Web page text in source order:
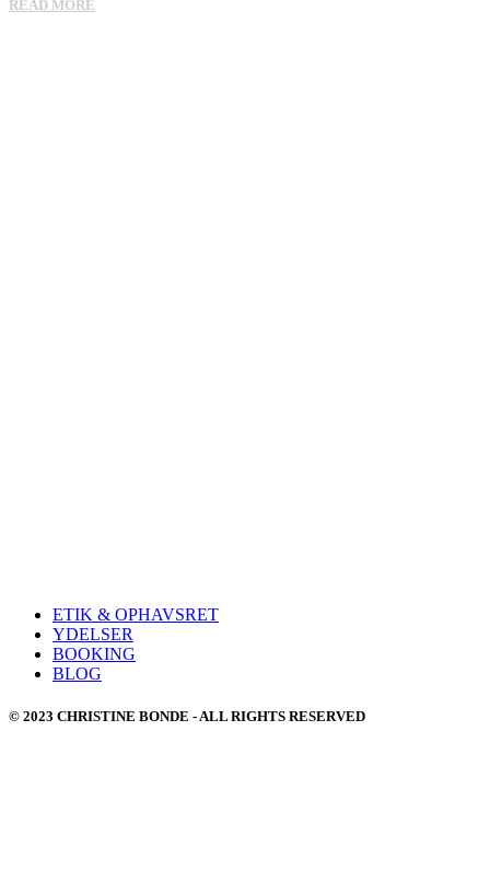
READ MORE
ETIK & OPHAVSRET
YDELSER
BOOKING
BLOG
© 2023 CHRISTINE BONDE - ALL RIGHTS RESERVED